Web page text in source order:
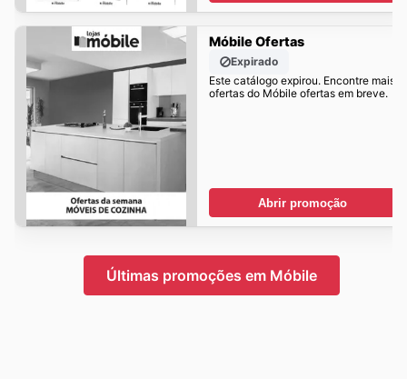
Móbile Ofertas
Expirado
Este catálogo expirou. Encontre mais
ofertas do Móbile ofertas em breve.
Abrir promoção
Últimas promoções em Móbile